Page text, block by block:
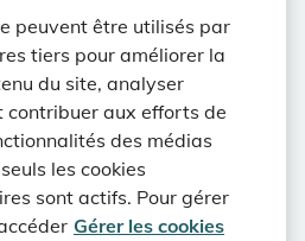
Solar fait partie d'EDPR,
énergies renouvelables.
le succès depuis plus
peuvent être utilisés par
tiers pour améliorer la
du site, analyser
aux efforts de
des médias
les cookies
sont actifs. Pour gérer
Gérer les cookies